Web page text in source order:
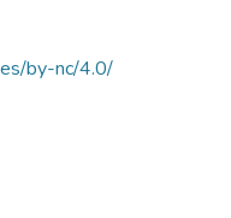
by-nc/4.0/